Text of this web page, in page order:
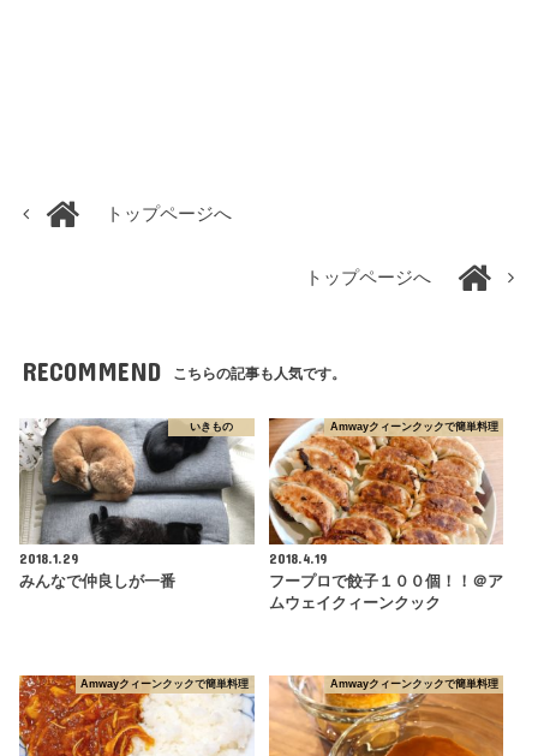
トップページへ
トップページへ
RECOMMEND こちらの記事も人気です。
いきもの
2018.1.29
みんなで仲良しが一番
Amwayクィーンクックで簡単料理
2018.4.19
フープロで餃子１００個！！＠ア
ムウェイクィーンクック
Amwayクィーンクックで簡単料理 Amwayクィーンクックで簡単料理